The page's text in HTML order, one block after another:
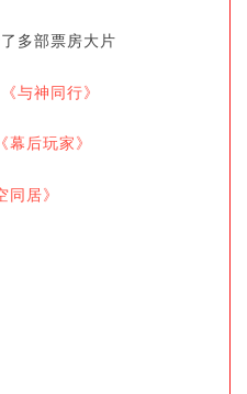
多部票房大片
《与神同行》
《幕后玩家》
同居》